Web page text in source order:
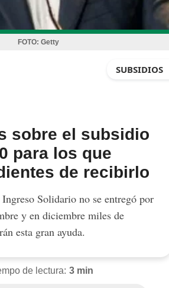
FOTO: Getty
SUBSIDIOS
sobre el subsidio
para los que
de recibirlo
Solidario no se entregó por
y en diciembre miles de
esta gran ayuda.
de lectura: 3 min